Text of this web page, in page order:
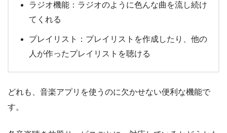
ラジオ機能：ラジオのように色んな曲を流し続け
てくれる
プレイリスト：プレイリストを作成したり、他の
人が作ったプレイリストを聴ける
どれも、音楽アプリを使うのに欠かせない便利な機能で
す。